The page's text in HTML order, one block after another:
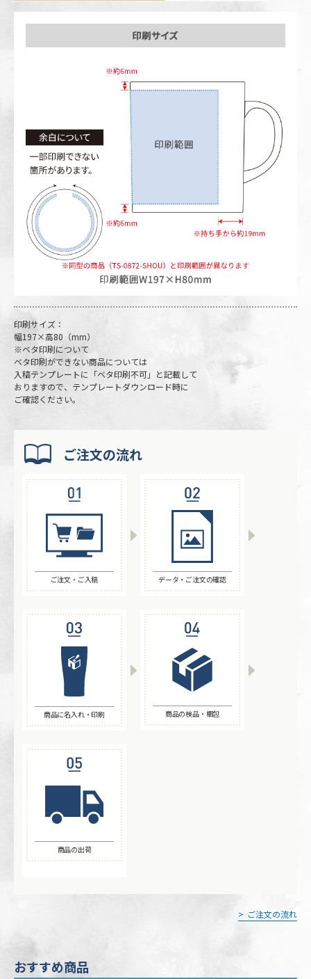
印刷サイズ：
幅197×高80（mm）
※ベタ印刷について
ベタ印刷ができない商品については
入稿テンプレートに「ベタ印刷不可」と記載して
おりますので、テンプレートダウンロード時に
ご確認ください。
ご注文の流れ
ご注文・ご入稿 データ・ご注文の確認
商品に名入れ・印刷 商品の検品・梱包
商品の出荷
ご注文の流れ
おすすめ商品